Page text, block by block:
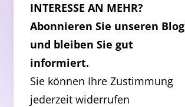
INTERESSE AN MEHR?
Abonnieren Sie unseren Blog
und bleiben Sie gut
informiert.
Sie können Ihre Zustimmung
jederzeit widerrufen